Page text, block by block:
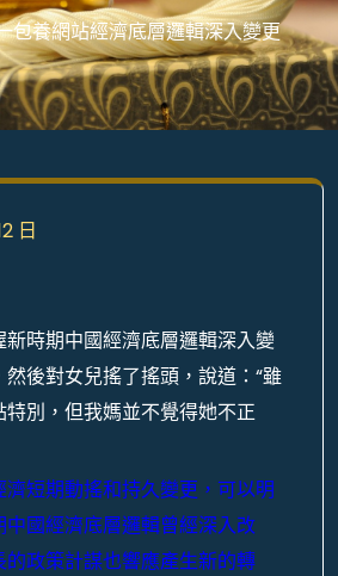
包養網站經濟底層邏輯深入變更
日
新時期中國經濟底層邏輯深入變
後對女兒搖了搖頭，說道：“雖
別，但我媽並不覺得她不正
短期動搖和持久變更，可以明
中國經濟底層邏輯曾經深入改
政策計謀也響應產生新的轉